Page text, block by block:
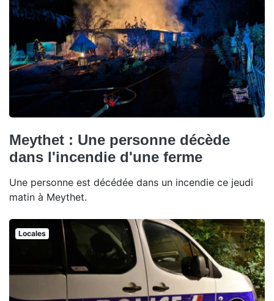
Meythet : Une personne décède
dans l'incendie d'une ferme
Une personne est décédée dans un incendie ce jeudi
matin à Meythet.
Locales